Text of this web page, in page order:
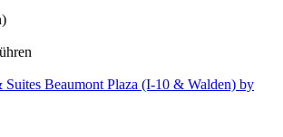
Beaumont Plaza (I-10 & Walden) by